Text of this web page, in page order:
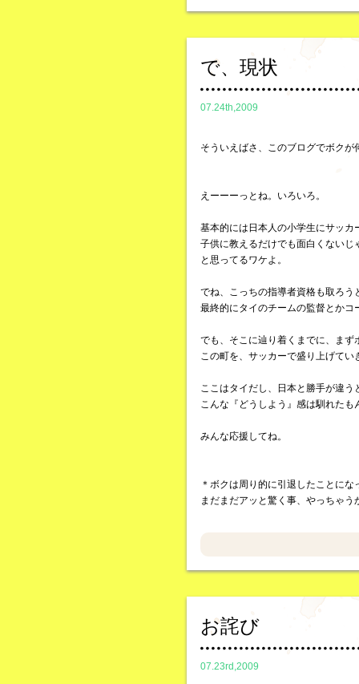
で、現状
07.24th,2009
そういえばさ、このブログでボク
えーーーっとね。いろいろ。
基本的には日本人の小学生にサッ
子供に教えるだけでも面白くない
と思ってるワケよ。
でね、こっちの指導者資格も取ろう
最終的にタイのチームの監督とかコ
でも、そこに辿り着くまでに、ま
この町を、サッカーで盛り上げてい
ここはタイだし、日本と勝手が違
こんな『どうしよう』感は馴れたも
みんな応援してね。
＊ボクは周り的に引退したことに
まだまだアッと驚く事、やっちゃう
お詫び
07.23rd,2009